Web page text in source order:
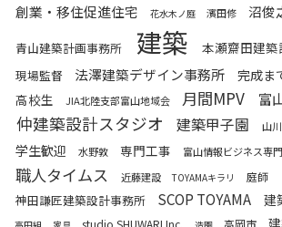
創業・移住促進住宅 花水木ノ庭 濱田修 沼俊
青山建築計画事務所 建築 本瀬齋田建
現場監督 法澤建築デザイン事務所
完成ま
高校生
JIA北陸支部富山地域会 月間MPV 富
仲建築設計スタジオ 建築甲子園 山
学生歓迎 水野敦 専門工事 富山情報ビジネス専
職人タイムス
近藤建設 TOYAMAキラリ 庭師
神田謙匠建築設計事務所 SCOP TOYAMA 建